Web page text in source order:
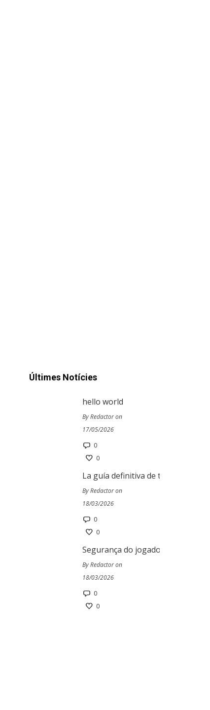
Últimes Notícies
hello world
By Redactor on
17/05/2026
0
0
La guía definitiva de
By Redactor on
18/03/2026
0
0
Segurança do jogador no Ivibet
By Redactor on
18/03/2026
0
0